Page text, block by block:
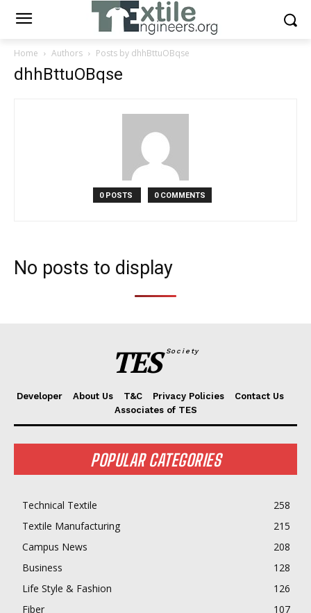
Home Authors Posts by dhhBttuOBqse
dhhBttuOBqse
0 POSTS 0 COMMENTS
No posts to display
TES Society
Developer About Us T&C Privacy Policies
Contact Us
Associates of TES
POPULAR CATEGORIES
Technical Textile
258
Textile Manufacturing
215
Campus News
208
Business
128
Life Style & Fashion
126
Fiber
107